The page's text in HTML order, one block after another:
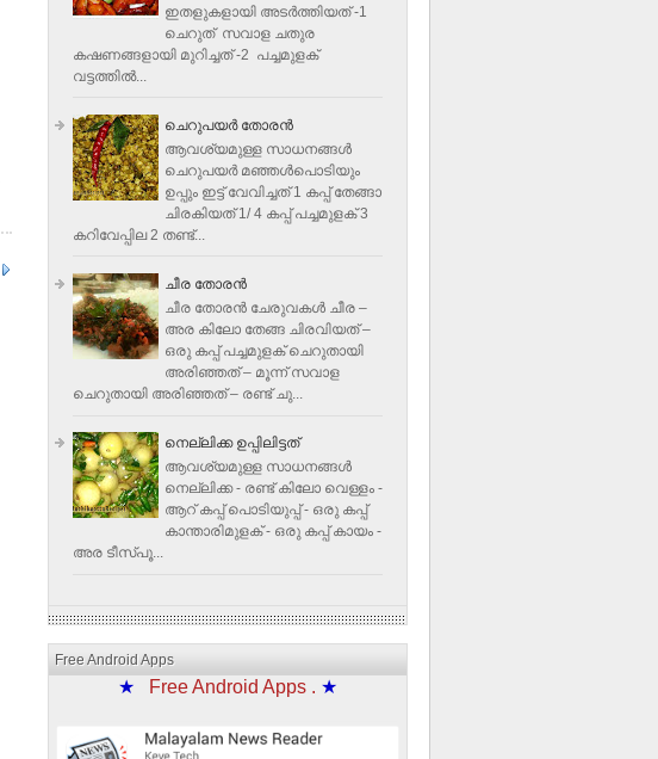
ഇതളുകളായി അടര്‍ത്തിയത് -1
ചെറുത് സവാള ചതുര
കഷണങ്ങളായി മുറിച്ചത് -2 പച്ചമുളക്
വട്ടത്തില്‍...
ചെറുപയർ തോരൻ
ആവശ്യമുള്ള സാധനങ്ങൾ
ചെറുപയർ മഞ്ഞൾപൊടിയും
ഉപ്പും ഇട്ട് വേവിച്ചത് 1 കപ്പ് തേങ്ങാ
ചിരകിയത് 1/ 4 കപ്പ് പച്ചമുളക് 3
കറിവേപ്പില 2 തണ്ട്...
ചീര തോരന്‍
ചീര തോരന്‍ ചേരുവകള്‍ ചീര –
അര കിലോ തേങ്ങ ചിരവിയത് –
ഒരു കപ്പ് പച്ചമുളക് ചെറുതായി
അരിഞ്ഞത് – മൂന്ന് സവാള
ചെറുതായി അരിഞ്ഞത് – രണ്ട് ചു...
നെല്ലിക്ക ഉപ്പിലിട്ടത്
ആവശ്യമുള്ള സാധനങ്ങള്‍
നെല്ലിക്ക - രണ്ട് കിലോ വെള്ളം -
ആറ് കപ്പ് പൊടിയുപ്പ് - ഒരു കപ്പ്
കാന്താരിമുളക് - ഒരു കപ്പ് കായം -
അര ടീസ്പൂ...
Free Android Apps
★ Free Android Apps . ★